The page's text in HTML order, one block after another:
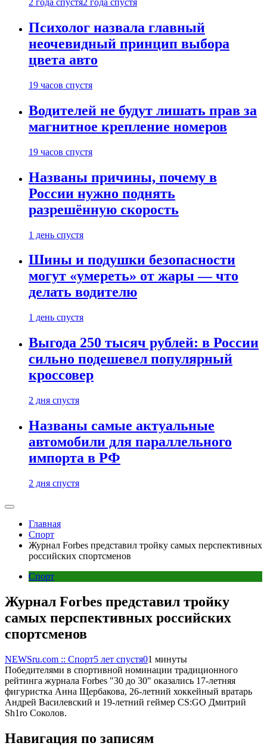
2 года спустя2 года спустя
Психолог назвала главный
неочевидный принцип выбора
цвета авто
19 часов спустя
Водителей не будут лишать прав за
магнитное крепление номеров
19 часов спустя
Названы причины, почему в
России нужно поднять
разрешённую скорость
1 день спустя
Шины и подушки безопасности
могут «умереть» от жары — что
делать водителю
1 день спустя
Выгода 250 тысяч рублей: в России
сильно подешевел популярный
кроссовер
2 дня спустя
Названы самые актуальные
автомобили для параллельного
импорта в РФ
2 дня спустя
Главная
Спорт
Журнал Forbes представил тройку самых перспективных
российских спортсменов
Спорт
Журнал Forbes представил тройку
самых перспективных российских
спортсменов
NEWSru.com :: Спорт5 лет спустя01 минуты
Победителями в спортивной номинации традиционного
рейтинга журнала Forbes "30 до 30" оказались 17-летняя
фигуристка Анна Щербакова, 26-летний хоккейный вратарь
Андрей Василевский и 19-летний геймер CS:GO Дмитрий
Sh1ro Соколов.
Навигация по записям